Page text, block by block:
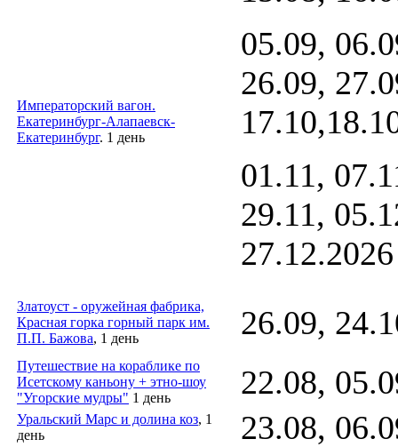
Императорский вагон.
Екатеринбург-Алапаевск-
Екатеринбург. 1 день
05.09,
26.09,
01.11,
29.11,
27.12.2026
Златоуст - оружейная фабрика,
Красная горка горный парк им.
П.П. Бажова, 1 день 26.09,
Путешествие на кораблике по
Исетскому каньону + этно-шоу
"Угорские мудры" 1 день 22.08,
Уральский Марс и долина коз, 1
день
23.08,